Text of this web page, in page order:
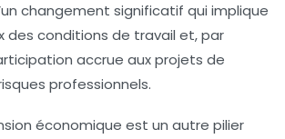
changement significatif qui implique
des conditions de travail et, par
accrue aux projets de
professionnels.
économique est un autre pilier